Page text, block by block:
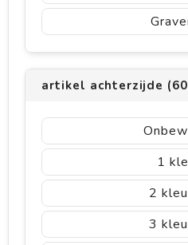
artikel achterzijde
1
2
3